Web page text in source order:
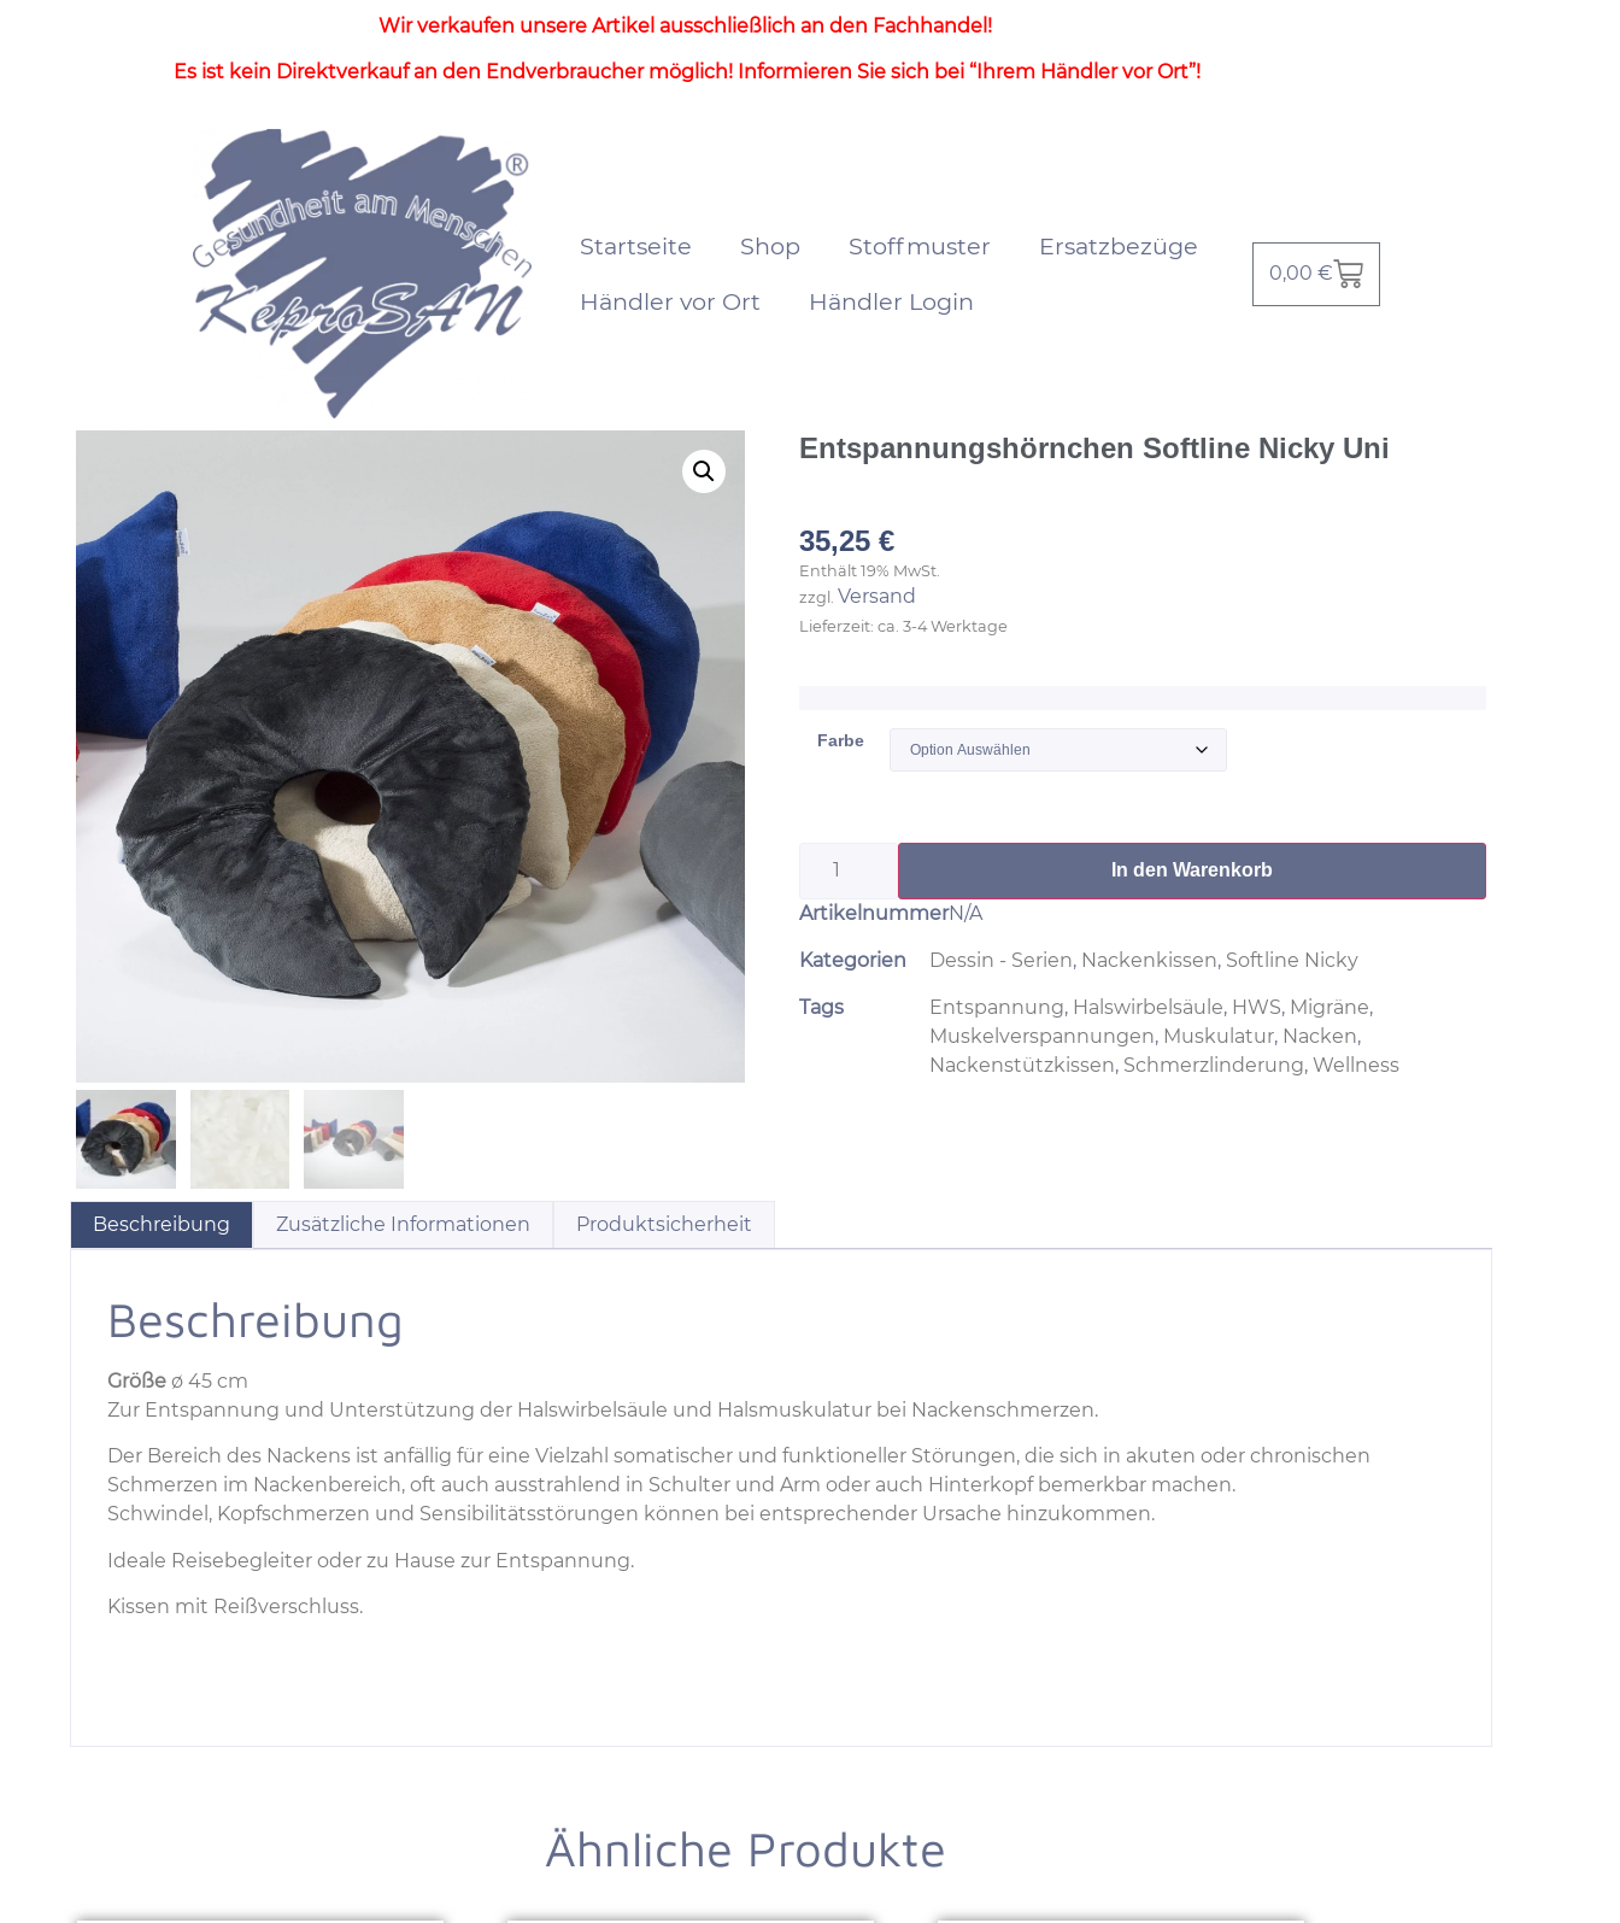
Wir verkaufen unsere Artikel ausschließlich an den Fachhandel!
Es ist kein Direktverkauf an den Endverbraucher möglich! Informieren Sie sich bei “Ihrem Händler vor Ort”!
Startseite Shop Stoffmuster
Ersatzbezüge
Händler vor Ort
Händler Login
0,00€
Entspannungshörnchen Softline Nicky Uni
35,25 €
Enthält 19% MwSt.
zzgl. Versand
Lieferzeit: ca. 3-4 Werktage
Farbe
In den Warenkorb
ArtikelnummerN/A
Kategorien Dessin - Serien, Nackenkissen, Softline Nicky
Tags Entspannung, Halswirbelsäule, HWS, Migräne,
Muskelverspannungen, Muskulatur, Nacken,
Nackenstützkissen, Schmerzlinderung, Wellness
Beschreibung Zusätzliche Informationen Produktsicherheit
Beschreibung
Größe ø 45 cm
Zur Entspannung und Unterstützung der Halswirbelsäule und Halsmuskulatur bei Nackenschmerzen.
Der Bereich des Nackens ist anfällig für eine Vielzahl somatischer und funktioneller Störungen, die sich in akuten oder chronischen
Schmerzen im Nackenbereich, oft auch ausstrahlend in Schulter und Arm oder auch Hinterkopf bemerkbar machen.
Schwindel, Kopfschmerzen und Sensibilitätsstörungen können bei entsprechender Ursache hinzukommen.
Ideale Reisebegleiter oder zu Hause zur Entspannung.
Kissen mit Reißverschluss.
Ähnliche Produkte